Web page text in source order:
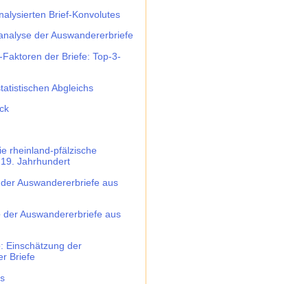
Brief-Konvolutes
der Auswandererbriefe
der Briefe: Top-3-
Abgleichs
rheinland-pfälzische
Jahrhundert
Auswandererbriefe aus
der Auswandererbriefe aus
Einschätzung der
Briefe